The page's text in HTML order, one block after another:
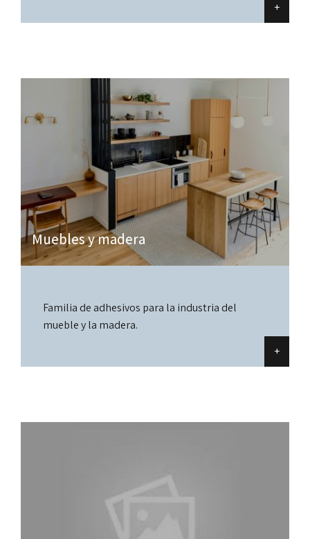
+
Muebles y madera
Familia de adhesivos para la industria del
mueble y la madera.
+